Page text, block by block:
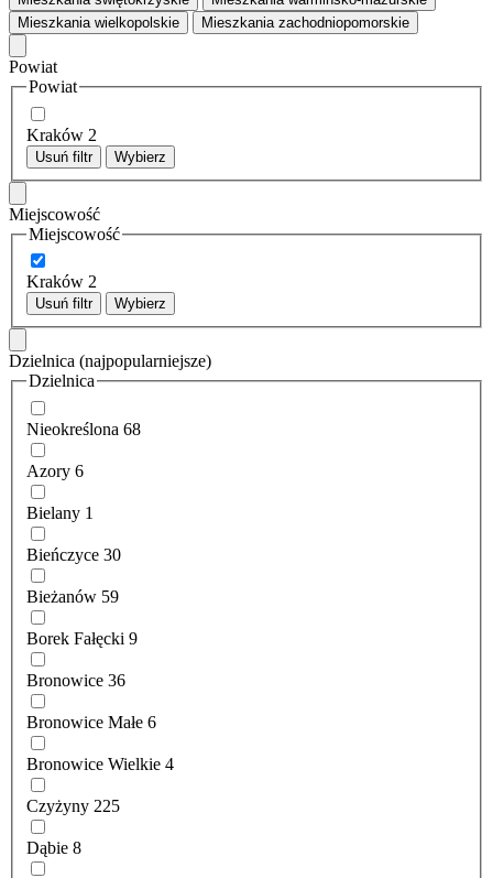
Mieszkania wielkopolskie
Mieszkania zachodniopomorskie
Powiat
Powiat
Kraków 2
Usuń filtr Wybierz
Miejscowość
Miejscowość
Kraków 2
Usuń filtr Wybierz
Dzielnica (najpopularniejsze)
Dzielnica
Nieokreślona 68
Azory 6
Bielany 1
Bieńczyce 30
Bieżanów 59
Borek Fałęcki 9
Bronowice 36
Bronowice Małe 6
Bronowice Wielkie 4
Czyżyny 225
Dąbie 8